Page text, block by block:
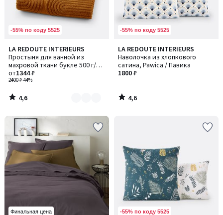
-55% по коду 5525
LA REDOUTE INTERIEURS
Простыня для ванной из
махровой ткани букле 500 г/
м2, Molina / Молина
2400 ₽-44%
от1344 ₽
4,6
/ 5
Количество
цветов:
2
4,6
/
-55% по коду 5525
LA REDOUTE INTERIEURS
Наволочка из хлопкового
сатина, Pawica / Павика
1800 ₽
4,6
/ 5
4,6
/
Финальная цена -55% по коду 5525